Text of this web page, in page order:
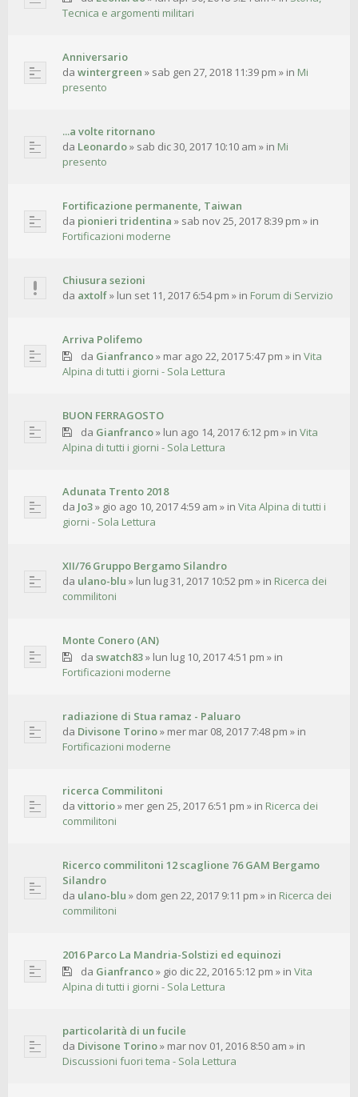
Tecnica e argomenti militari
Anniversario
da wintergreen » sab gen 27, 2018 11:39 pm » in Mi
presento
...a volte ritornano
da Leonardo» sab dic 30, 2017 10:10 am » in Mi
presento
Fortificazione permanente, Taiwan
da pionieri tridentina » sab nov 25, 2017 8:39 pm » in
Fortificazioni moderne
Chiusura sezioni
da axtolf» lun set 11, 2017 6:54 pm » in Forum di Servizio
Arriva Polifemo
da Gianfranco» mar ago 22, 2017 5:47 pm » in Vita
Alpina di tutti i giorni - Sola Lettura
BUON FERRAGOSTO
da Gianfranco» lun ago 14, 2017 6:12 pm » in Vita
Alpina di tutti i giorni - Sola Lettura
Adunata Trento 2018
da Jo3» gio ago 10, 2017 4:59 am » in Vita Alpina di tutti i
giorni - Sola Lettura
XII/76 Gruppo Bergamo Silandro
da ulano-blu » lun lug 31, 2017 10:52 pm » in Ricerca dei
commilitoni
Monte Conero (AN)
da swatch83» lun lug 10, 2017 4:51 pm » in
Fortificazioni moderne
radiazione di Stua ramaz - Paluaro
da Divisone Torino» mer mar 08, 2017 7:48 pm » in
Fortificazioni moderne
ricerca Commilitoni
da vittorio» mer gen 25, 2017 6:51 pm » in Ricerca dei
commilitoni
Ricerco commilitoni 12 scaglione 76 GAM Bergamo
Silandro
da ulano-blu » dom gen 22, 2017 9:11 pm » in Ricerca dei
commilitoni
2016 Parco La Mandria-Solstizi ed equinozi
da Gianfranco» gio dic 22, 2016 5:12 pm » in Vita
Alpina di tutti i giorni - Sola Lettura
particolarità di un fucile
da Divisone Torino» mar nov 01, 2016 8:50 am » in
Discussioni fuori tema - Sola Lettura